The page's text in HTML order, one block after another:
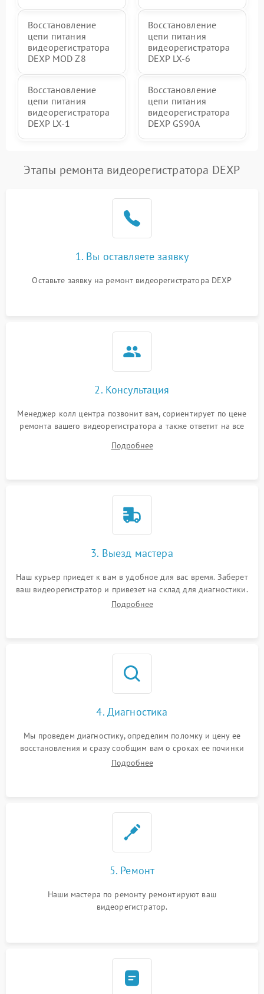
Восстановление
цепи питания
видеорегистратора
DEXP MOD Z8
Восстановление
цепи питания
видеорегистратора
DEXP LX-6
Восстановление
цепи питания
видеорегистратора
DEXP LX-1
Восстановление
цепи питания
видеорегистратора
DEXP GS90A
Этапы ремонта видеорегистратора DEXP
1. Вы оставляете заявку
Оставьте заявку на ремонт видеорегистратора DEXP
2. Консультация
Менеджер колл центра позвонит вам, сориентирует по цене
ремонта вашего видеорегистратора а также ответит на все
Подробнее
3. Выезд мастера
Наш курьер приедет к вам в удобное для вас время. Заберет
ваш видеорегистратор и привезет на склад для диагностики.
Подробнее
4. Диагностика
Мы проведем диагностику, определим поломку и цену ее
восстановления и сразу сообщим вам о сроках ее починки
Подробнее
5. Ремонт
Наши мастера по ремонту ремонтируют ваш
видеорегистратор.